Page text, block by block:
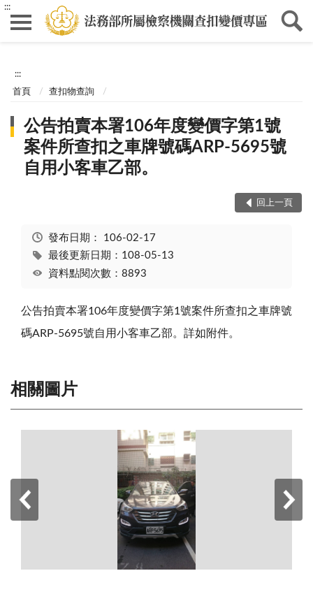
:::
:::
首頁 查扣物查詢
公告拍賣本署106年度變價字第1號
案件所查扣之車牌號碼ARP-5695號
自用小客車乙部。
回上一頁
發布日期： 106-02-17
最後更新日期：108-05-13
資料點閱次數：8893
公告拍賣本署106年度變價字第1號案件所查扣之車牌號
碼ARP-5695號自用小客車乙部。詳如附件。
相關圖片